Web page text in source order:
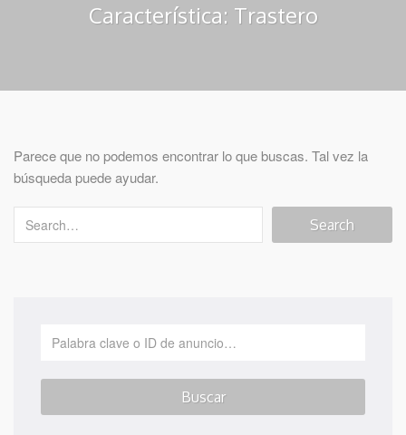
Característica: Trastero
Parece que no podemos encontrar lo que buscas. Tal vez la
búsqueda puede ayudar.